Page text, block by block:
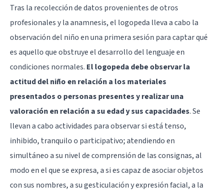
Tras la recolección de datos provenientes de otros
profesionales y la anamnesis, el logopeda lleva a cabo la
observación del niño en una primera sesión para captar qué
es aquello que obstruye el desarrollo del lenguaje en
condiciones normales. El logopeda debe observar la
actitud del niño en relación a los materiales
presentados o personas presentes y realizar una
valoración en relación a su edad y sus capacidades. Se
llevan a cabo actividades para observar si está tenso,
inhibido, tranquilo o participativo; atendiendo en
simultáneo a su nivel de comprensión de las consignas, al
modo en el que se expresa, a si es capaz de asociar objetos
con sus nombres, a su gesticulación y expresión facial, a la